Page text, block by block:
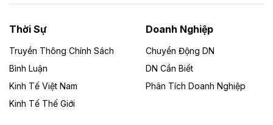
Dự án Nhà máy xử lý rác và phát điện Bắc Giang do
Công ty TNHH Năng lượng môi trường Bắc Giang làm
Theo vietnamfinance.vn
Đức Long Gia Lai mở rộng ‘hệ sinh thái’
Thời Sự
Truyền Thông Chính Sách
Bình Luận
Kinh Tế Việt Nam
Kinh Tế Thế Giới
Doanh Nghiệp
Chuyển Động DN
DN Cần Biết
Phân Tích Doanh Nghiệp